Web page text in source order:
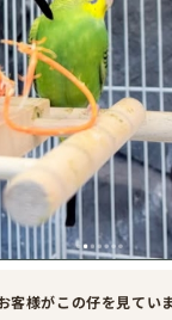
客様がこの仔を見ていま